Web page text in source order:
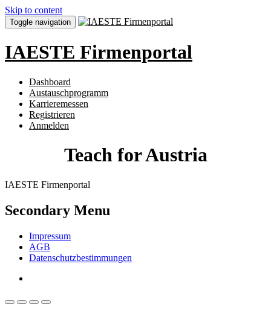
Skip to content
Toggle navigation
IAESTE Firmenportal
Dashboard
Austauschprogramm
Karrieremessen
Registrieren
Anmelden
Teach for Austria
IAESTE Firmenportal
Secondary Menu
Impressum
AGB
Datenschutzbestimmungen